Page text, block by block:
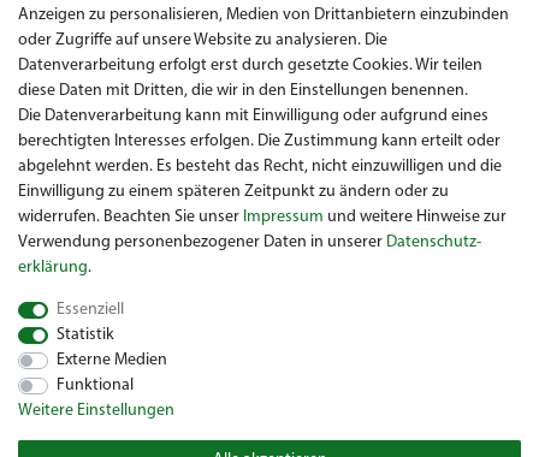
Impressum
Widerrufsrecht
Garantie / Gewährleistung
Sie suchen ein gebrauchtes Golf Car? Maiers Golfcarts ist Ihr
österreichischer Golfcar Händler für Clubcar, Ezgo, Garia, Melex
und Yamaha! Maiers Golfcarts ist zudem Ihre Nummer 1
Golfcart-Werkstatt für Hartle Car, Tomberlin, Hyundai, HDK,
Lamborghini und Graf Carello Fahrzeuge. Wir freuen uns über
Ihren Besuch beim Spezialisten für Clubcar Golfmobil, Ezgo
Golfwagen, Melex Golfcaddy, Yamaha Golfcar, Hyundai Golf
Anzeigen zu personalisieren, Medien von Drittanbietern einzubinden
oder Zugriffe auf unsere Website zu analysieren. Die
Datenverarbeitung erfolgt erst durch gesetzte Cookies. Wir teilen
diese Daten mit Dritten, die wir in den Einstellungen benennen.
Die Datenverarbeitung kann mit Einwilligung oder aufgrund eines
berechtigten Interesses erfolgen. Die Zustimmung kann erteilt oder
abgelehnt werden. Es besteht das Recht, nicht einzuwilligen und die
Einwilligung zu einem späteren Zeitpunkt zu ändern oder zu
widerrufen. Beachten Sie unser Impressum und weitere Hinweise zur
Verwendung personenbezogener Daten in unserer Daten­schutz­
erklärung.
Essenziell
Statistik
Externe Medien
Funktional
Weitere Einstellungen